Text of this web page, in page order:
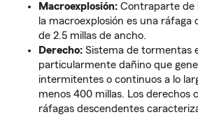
Macroexplosión: Contraparte de
la macroexplosión es una ráfaga
de 2.5 millas de ancho.
Derecho: Sistema de tormentas
particularmente dañino que
intermitentes o continuos a lo
menos 400 millas. Los derechos
ráfagas descendentes